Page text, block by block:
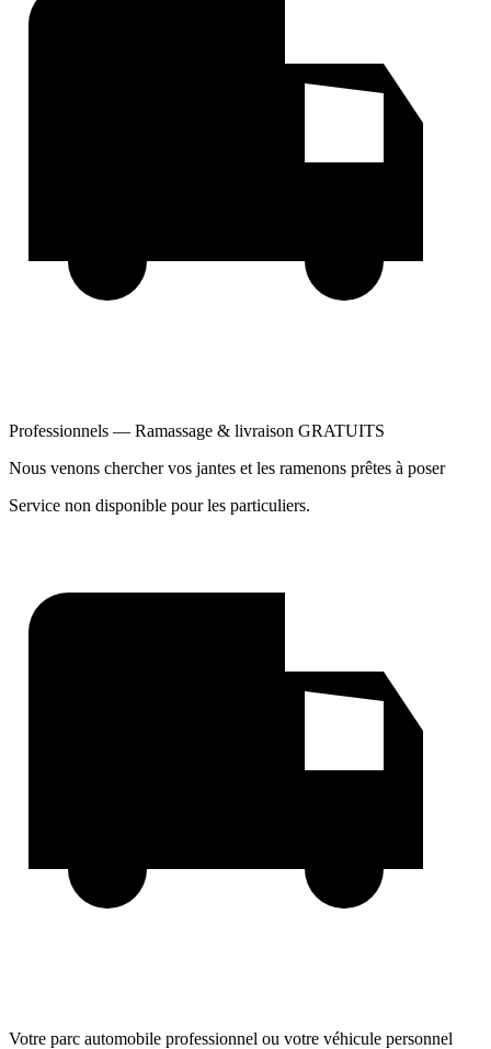
Professionnels — Ramassage & livraison GRATUITS
Nous venons chercher vos jantes et les ramenons prêtes à poser
Service non disponible pour les particuliers.
Votre parc automobile professionnel ou votre véhicule personnel